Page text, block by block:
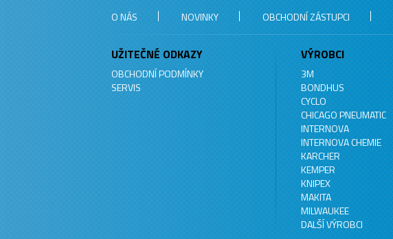
O NÁS NOVINKY OBCHODNÍ ZÁSTUPCI
UŽITEČNÉ ODKAZY
OBCHODNÍ PODMÍNKY
SERVIS
VÝROBCI
3M
BONDHUS
CYCLO
CHICAGO PNEUMATIC
INTERNOVA
INTERNOVA CHEMIE
KARCHER
KEMPER
KNIPEX
MAKITA
MILWAUKEE
DALŠÍ VÝROBCI